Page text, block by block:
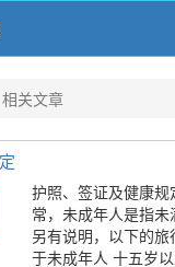
相关文章
护照、签证及健康规
常，未成年人是指
另有说明，以下的
于未成年人 十五岁